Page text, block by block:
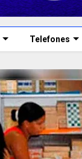
Telefones